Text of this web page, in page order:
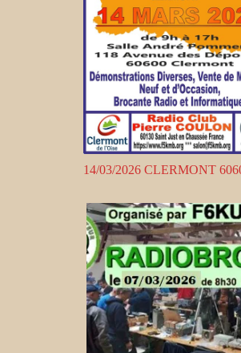
14/03/2026 CLERMONT